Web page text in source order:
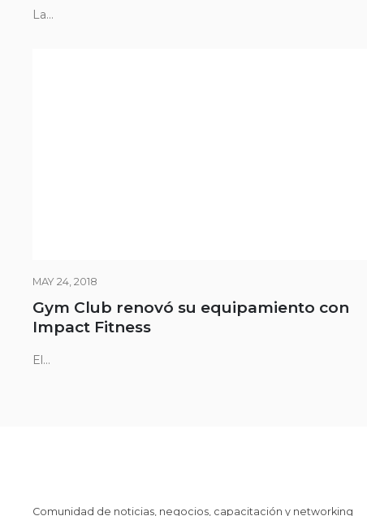
La...
MAY 24, 2018
Gym Club renovó su equipamiento con
Impact Fitness
El...
Comunidad de noticias, negocios, capacitación y networking